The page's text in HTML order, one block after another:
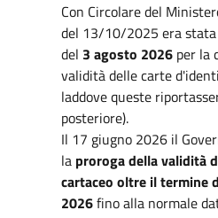
Con Circolare del
del 13/10/2025 era
del 3 agosto 2026per la
validità delle carte
laddove queste
posteriore).
Il 17 giugno 2026 il
la proroga della validità
cartaceo oltre il termine
2026fino alla normale